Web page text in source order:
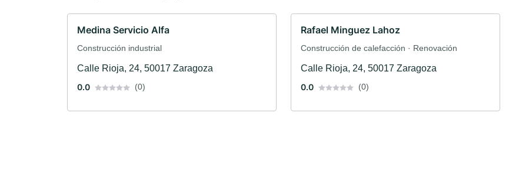
Medina Servicio Alfa
Construcción industrial
Calle Rioja, 24, 50017 Zaragoza
0.0
(0)
Rafael Minguez Lahoz
Construcción de calefacción · Renovación
Calle Rioja, 24, 50017 Zaragoza
0.0
(0)